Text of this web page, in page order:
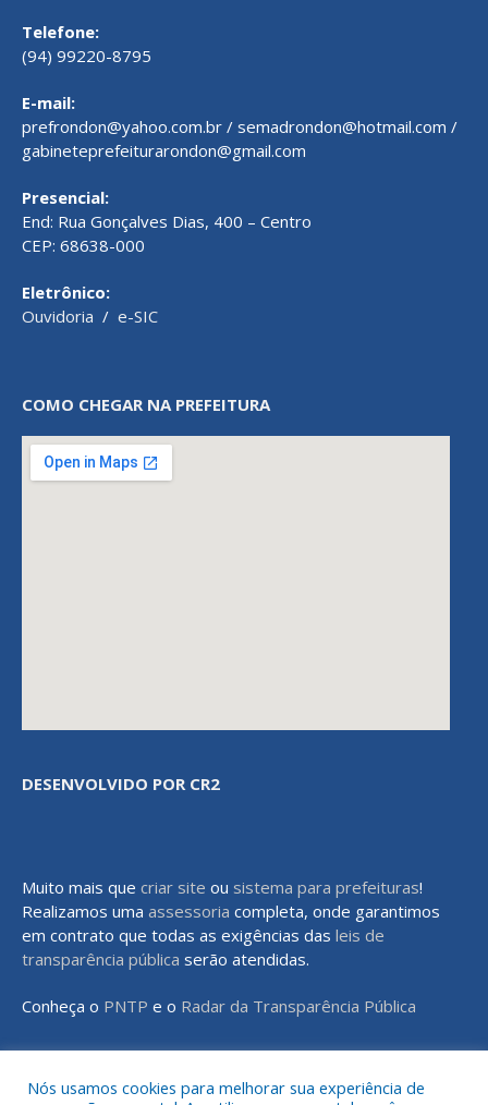
Telefone:
(94) 99220-8795
E-mail:
prefrondon@yahoo.com.br / semadrondon@hotmail.com /
gabineteprefeiturarondon@gmail.com
Presencial:
End: Rua Gonçalves Dias, 400 – Centro
CEP: 68638-000
Eletrônico:
Ouvidoria / e-SIC
COMO CHEGAR NA PREFEITURA
DESENVOLVIDO POR CR2
Muito mais que criar site ou sistema para prefeituras!
Realizamos uma assessoria completa, onde garantimos
em contrato que todas as exigências das leis de
transparência pública serão atendidas.
Conheça o PNTP e o Radar da Transparência Pública
Nós usamos cookies para melhorar sua experiência de